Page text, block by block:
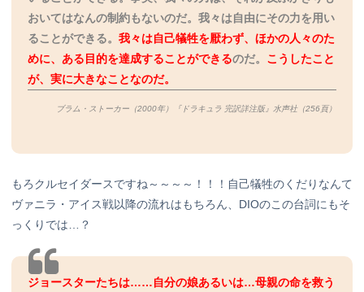
おいてはなんの制約もないのだ。我々は自由にその力を用い
ることができる。 我々は自己犠牲を厭わず、ほかの人々のた
めに、ある目的を達成することができるのだ。 こうしたこと
が、実に大きなことなのだ。
ブラム・ストーカー（2000年）『ドラキュラ 完訳詳注版』水声社（256頁）
もろクルセイダースですね～～～～！！！自己犠牲のくだりなんて
ヴァニラ・アイス戦以降の流れはもちろん、DIOのこの台詞にもそ
っくりでは…？
ジョースターたちは……自分の娘あるいは…母親の命を救う